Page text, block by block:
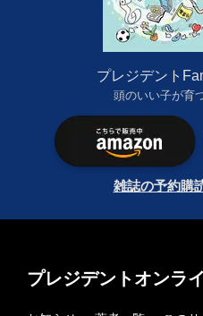
プレジデント
頭のいい子が育
雑誌の予約購
プレジデントオンラ